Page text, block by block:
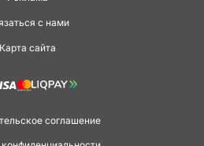
с нами
Карта сайта
соглашение